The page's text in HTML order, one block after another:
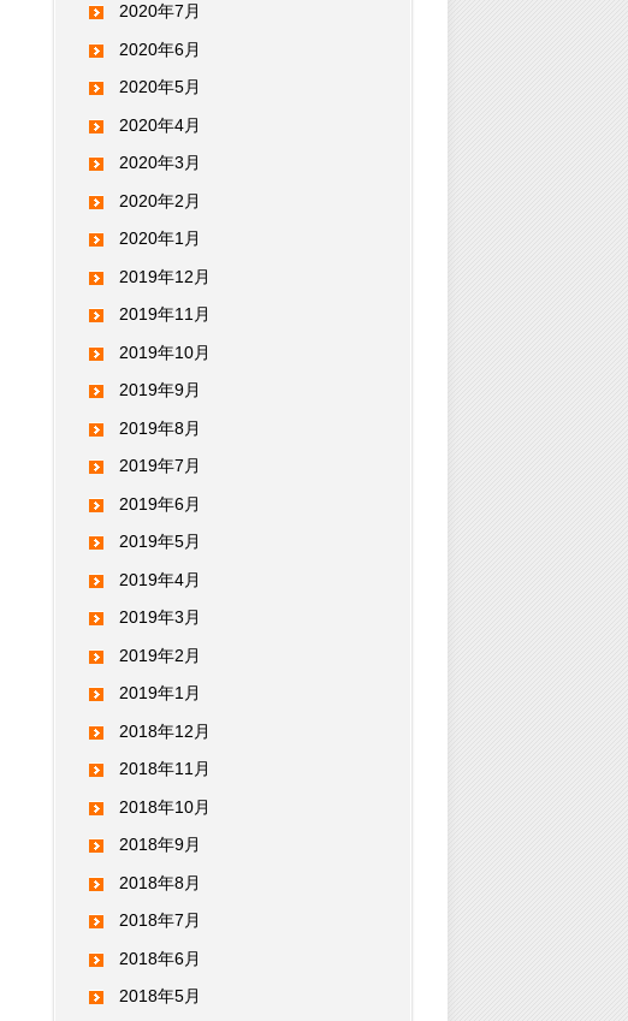
2020年7月
2020年6月
2020年5月
2020年4月
2020年3月
2020年2月
2020年1月
2019年12月
2019年11月
2019年10月
2019年9月
2019年8月
2019年7月
2019年6月
2019年5月
2019年4月
2019年3月
2019年2月
2019年1月
2018年12月
2018年11月
2018年10月
2018年9月
2018年8月
2018年7月
2018年6月
2018年5月